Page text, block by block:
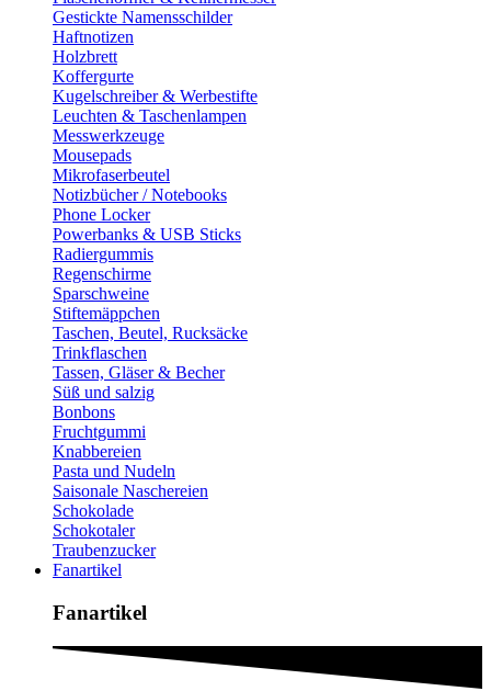
Gestickte Namensschilder
Haftnotizen
Holzbrett
Koffergurte
Kugelschreiber & Werbestifte
Leuchten & Taschenlampen
Messwerkzeuge
Mousepads
Mikrofaserbeutel
Notizbücher / Notebooks
Phone Locker
Powerbanks & USB Sticks
Radiergummis
Regenschirme
Sparschweine
Stiftemäppchen
Taschen, Beutel, Rucksäcke
Trinkflaschen
Tassen, Gläser & Becher
Süß und salzig
Bonbons
Fruchtgummi
Knabbereien
Pasta und Nudeln
Saisonale Naschereien
Schokolade
Schokotaler
Traubenzucker
Fanartikel
Fanartikel​